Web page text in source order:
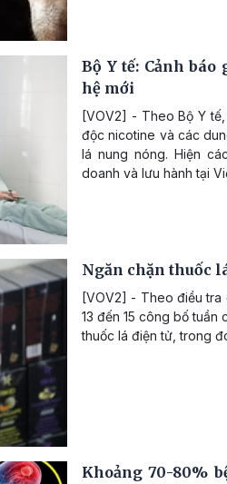
Bộ Y tế: Cảnh
hệ mới
[VOV2] - Theo Bộ Y
độc nicotine và các
lá nung nóng. Hiện
doanh và lưu hành tại
Ngăn chặn thuốc
[VOV2] - Theo điều tra
13 đến 15 công bố
thuốc lá điện tử, trong
Khoảng 70-80%